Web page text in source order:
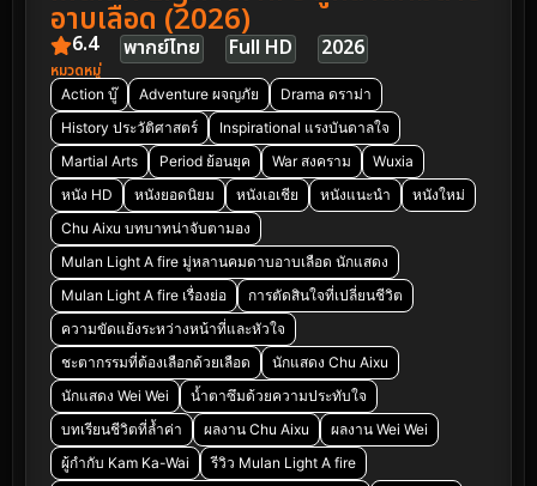
อาบเลือด (2026)
6.4 พากย์ไทย Full HD 2026
หมวดหมู่
Action บู๊ Adventure ผจญภัย
Drama ดราม่า
History ประวัติศาสตร์
Inspirational แรงบันดาลใจ
Martial Arts
Period ย้อนยุค War สงคราม
Wuxia
หนัง HD
หนังยอดนิยม หนังเอเชีย หนังแนะนำ
หนังใหม่
Chu Aixu บทบาทน่าจับตามอง
Mulan Light A fire มู่หลานคมดาบอาบเลือด นักแสดง
Mulan Light A fire เรื่องย่อ
การตัดสินใจที่เปลี่ยนชีวิต
ความขัดแย้งระหว่างหน้าที่และหัวใจ
ชะตากรรมที่ต้องเลือกด้วยเลือด
นักแสดง Chu Aixu
นักแสดง Wei Wei
น้ำตาซึมด้วยความประทับใจ
บทเรียนชีวิตที่ล้ำค่า
ผลงาน Chu Aixu
ผลงาน Wei Wei
ผู้กำกับ Kam Ka-Wai
รีวิว Mulan Light A fire